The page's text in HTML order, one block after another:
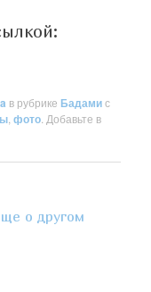
в рубрикеБадамис
,фото . Добавьте в
о другом